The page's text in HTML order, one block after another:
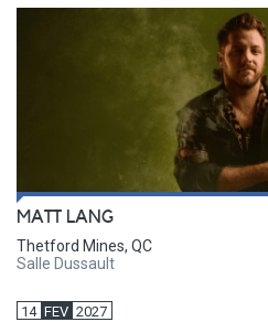
MATT LANG
Thetford Mines, QC
Salle Dussault
14 FEV 2027